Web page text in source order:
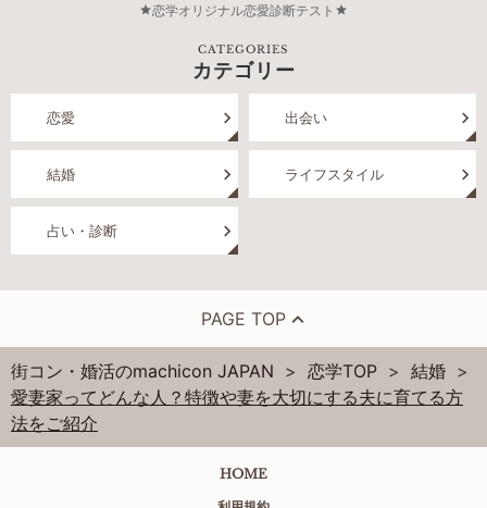
恋学オリジナル恋愛診断テスト
CATEGORIES
カテゴリー
恋愛 出会い
結婚 ライフスタイル
占い・診断
PAGE TOP
街コン・婚活のmachicon JAPAN 恋学TOP
結婚
愛妻家ってどんな人？特徴や妻を大切にする夫に育てる方
法をご紹介
HOME